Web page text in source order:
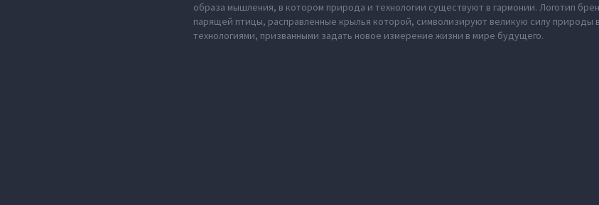
образа мышления, в котором природа и технологии существуют в гармонии. Логотип
парящей птицы, расправленные крылья которой, символизируют великую силу природы
технологиями, призванными задать новое измерение жизни в мире будущего.